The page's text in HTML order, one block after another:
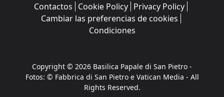
Contactos Cookie Policy Privacy Policy
Cambiar las preferencias de cookies
Condiciones
Copyright © 2026 Basilica Papale di San Pietro -
Fotos: © Fabbrica di San Pietro e Vatican Media - All
Rights Reserved.